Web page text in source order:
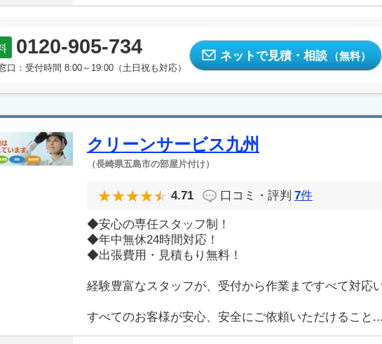
0120-905-734
口：受付時間 8:00～19:00（土日祝も対応）
ネットで見積・相談 （無料）
クリーンサービス九州
（長崎県五島市の部屋片付け）
4.71 口コミ・評判 7件
◆安心の専任スタッフ制！
◆年中無休24時間対応！
◆出張費用・見積もり無料！
経験豊富なスタッフが、受付から作業まですべて対応
すべてのお客様が安心、安全にご依頼いただけること...